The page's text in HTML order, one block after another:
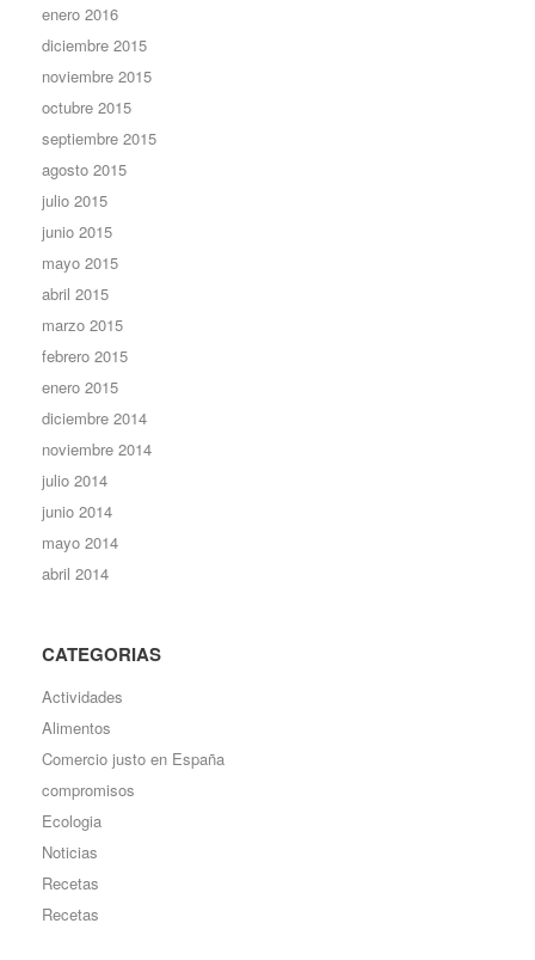
enero 2016
diciembre 2015
noviembre 2015
octubre 2015
septiembre 2015
agosto 2015
julio 2015
junio 2015
mayo 2015
abril 2015
marzo 2015
febrero 2015
enero 2015
diciembre 2014
noviembre 2014
julio 2014
junio 2014
mayo 2014
abril 2014
CATEGORIAS
Actividades
Alimentos
Comercio justo en España
compromisos
Ecologia
Noticias
Recetas
Recetas